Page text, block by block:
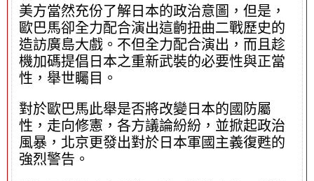
美方當然充份了解日本的政治意圖，但是，
歐巴馬卻全力配合演出這齣扭曲二戰歷史的
造訪廣島大戲。不但全力配合演出，而且趁
機加碼提倡日本之重新武裝的必要性與正當
性，舉世矚目。
對於歐巴馬此舉是否將改變日本的國防屬
性，走向修憲，各方議論紛紛，並掀起政治
風暴，北京更發出對於日本軍國主義復甦的
強烈警告。